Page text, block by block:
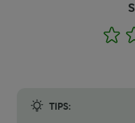
1
TIPS: